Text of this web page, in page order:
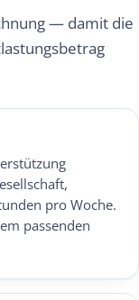
— damit die
pro Woche.
passenden